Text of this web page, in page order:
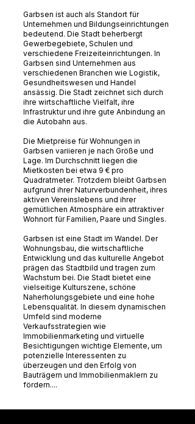
Garbsen ist auch als Standort für
Unternehmen und Bildungseinrichtungen
bedeutend. Die Stadt beherbergt
Gewerbegebiete, Schulen und
verschiedene Freizeiteinrichtungen. In
Garbsen sind Unternehmen aus
verschiedenen Branchen wie Logistik,
Gesundheitswesen und Handel
ansässig. Die Stadt zeichnet sich durch
ihre wirtschaftliche Vielfalt, ihre
Infrastruktur und ihre gute Anbindung an
die Autobahn aus.
Die Mietpreise für Wohnungen in
Garbsen variieren je nach Größe und
Lage. Im Durchschnitt liegen die
Mietkosten bei etwa 9 € pro
Quadratmeter. Trotzdem bleibt Garbsen
aufgrund ihrer Naturverbundenheit, ihres
aktiven Vereinslebens und ihrer
gemütlichen Atmosphäre ein attraktiver
Wohnort für Familien, Paare und Singles.
Garbsen ist eine Stadt im Wandel. Der
Wohnungsbau, die wirtschaftliche
Entwicklung und das kulturelle Angebot
prägen das Stadtbild und tragen zum
Wachstum bei. Die Stadt bietet eine
vielseitige Kulturszene, schöne
Naherholungsgebiete und eine hohe
Lebensqualität. In diesem dynamischen
Umfeld sind moderne
Verkaufsstrategien wie
Immobilienmarketing und virtuelle
Besichtigungen wichtige Elemente, um
potenzielle Interessenten zu
überzeugen und den Erfolg von
Bauträgern und Immobilienmaklern zu
fördern....